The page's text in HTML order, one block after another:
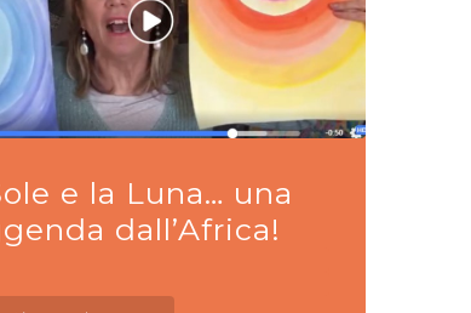
e la Luna… una
dall’Africa!